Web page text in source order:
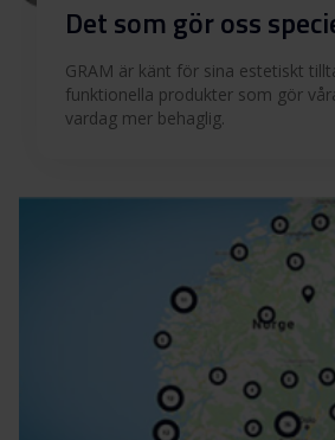
Användarmanual
Användarmanual (EN)
Användarmanual (DK)
Produktbild OM 62-06 X
Produktbild OM 62-
Det som gör oss
GRAM är känt för sina estetiskt
funktionella produkter som gör
vardag mer behaglig.